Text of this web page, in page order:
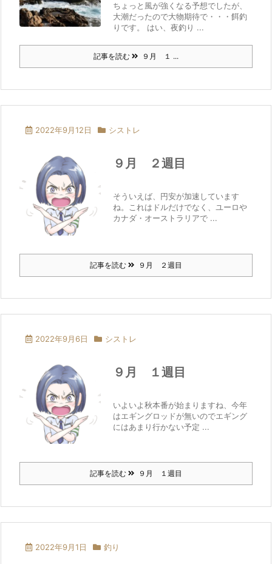
ちょっと風が強くなる予想でしたが、
大潮だったので大物期待で・・・餌釣
りです。 はい、夜釣り ...
記事を読む ９月 １ ...
2022年9月12日 シストレ
９月 ２週目
そういえば、円安が加速しています
ね。これはドルだけでなく、ユーロや
カナダ・オーストラリアで ...
記事を読む ９月 ２週目
2022年9月6日 シストレ
９月 １週目
いよいよ秋本番が始まりますね、今年
はエギングロッドが無いのでエギング
にはあまり行かない予定 ...
記事を読む ９月 １週目
2022年9月1日 釣り